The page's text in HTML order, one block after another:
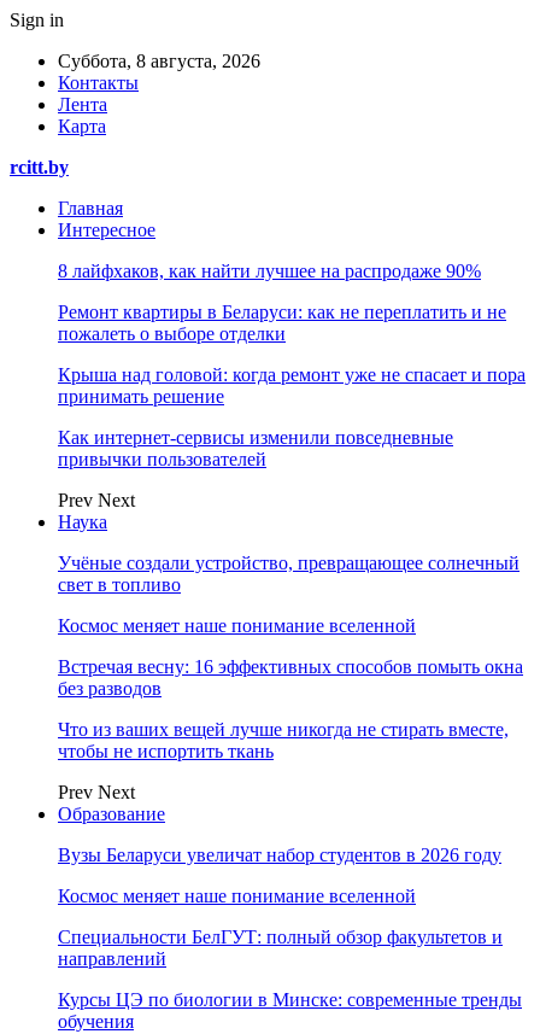
Sign in
Суббота, 8 августа, 2026
Контакты
Лента
Карта
rcitt.by
Главная
Интересное
8 лайфхаков, как найти лучшее на распродаже 90%
Ремонт квартиры в Беларуси: как не переплатить и не
пожалеть о выборе отделки
Крыша над головой: когда ремонт уже не спасает и пора
принимать решение
Как интернет-сервисы изменили повседневные
привычки пользователей
Prev Next
Наука
Учёные создали устройство, превращающее солнечный
свет в топливо
Космос меняет наше понимание вселенной
Встречая весну: 16 эффективных способов помыть окна
без разводов
Что из ваших вещей лучше никогда не стирать вместе,
чтобы не испортить ткань
Prev Next
Образование
Вузы Беларуси увеличат набор студентов в 2026 году
Космос меняет наше понимание вселенной
Специальности БелГУТ: полный обзор факультетов и
направлений
Курсы ЦЭ по биологии в Минске: современные тренды
обучения